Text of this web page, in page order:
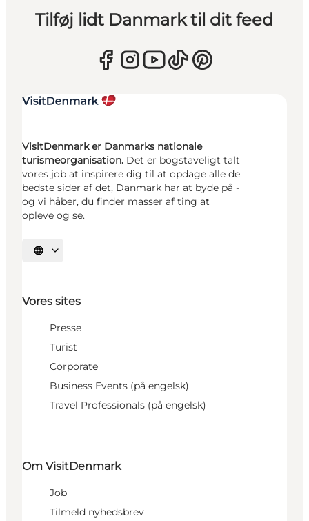
Tilføj lidt Danmark til dit feed
VisitDenmark er Danmarks nationale
turismeorganisation. Det er bogstaveligt talt
vores job at inspirere dig til at opdage alle de
bedste sider af det, Danmark har at byde på -
og vi håber, du finder masser af ting at
opleve og se.
Vælg sprog
Vores sites
Presse
Turist
Corporate
Business Events (på engelsk)
Travel Professionals (på engelsk)
Om VisitDenmark
Job
Tilmeld nyhedsbrev